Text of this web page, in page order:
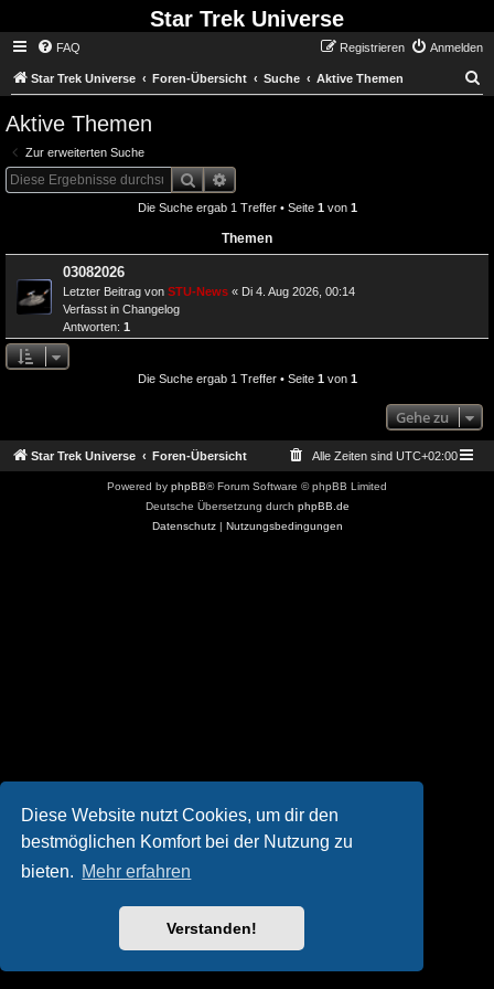
Diese Website nutzt Cookies, um dir den
bestmöglichen Komfort bei der Nutzung zu
bieten. Mehr erfahren
Verstanden!
Star Trek Universe
FAQ Anmelden
Registrieren
Star Trek Universe Foren-Übersicht Suche Aktive Themen
Aktive Themen
Zur erweiterten Suche
SucheErweiterte Suche
Die Suche ergab 1 Treffer • Seite 1von 1
Themen
03082026
Letzter Beitrag von STU-News « Di 4. Aug 2026, 00:14
Verfasst in Changelog
Antworten: 1
Die Suche ergab 1 Treffer • Seite 1von 1
Gehe zu
Star Trek Universe Foren-Übersicht Alle Zeiten sind UTC+02:00
Powered by phpBB® Forum Software © phpBB Limited
Deutsche Übersetzung durch phpBB.de
Datenschutz| Nutzungsbedingungen